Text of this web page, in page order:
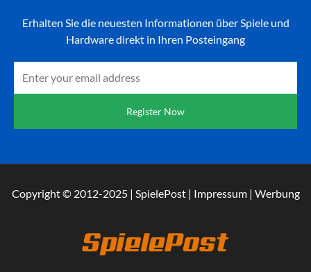
Erhalten Sie die neuesten Informationen über Spiele und
Hardware direkt in Ihren Posteingang
Register Now
Copyright © 2012-2025 | SpielePost | Impressum | Werbung